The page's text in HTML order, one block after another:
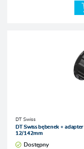
DT Swiss
DT Swiss bębenek +
12/142mm
Dostępny